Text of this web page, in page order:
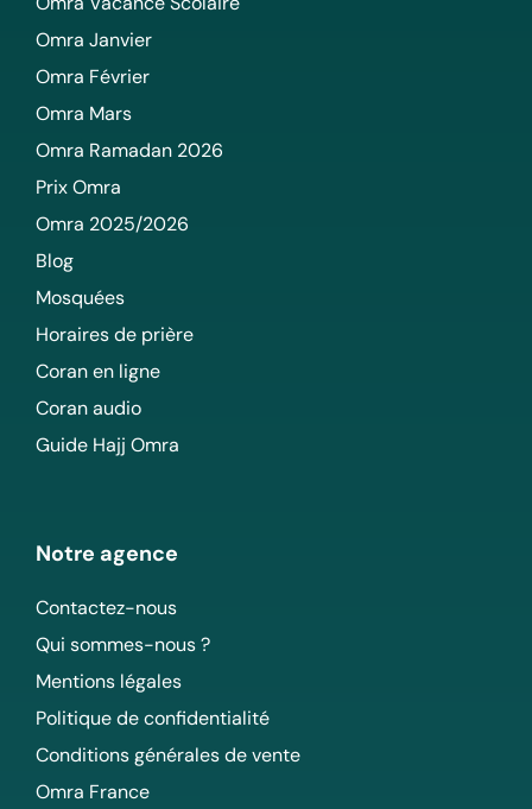
Omra Janvier
Omra Février
Omra Mars
Omra Ramadan 2026
Prix Omra
Omra 2025/2026
Blog
Mosquées
Horaires de prière
Coran en ligne
Coran audio
Guide Hajj Omra
Notre agence
Contactez-nous
Qui sommes-nous ?
Mentions légales
Politique de confidentialité
Conditions générales de vente
Omra France